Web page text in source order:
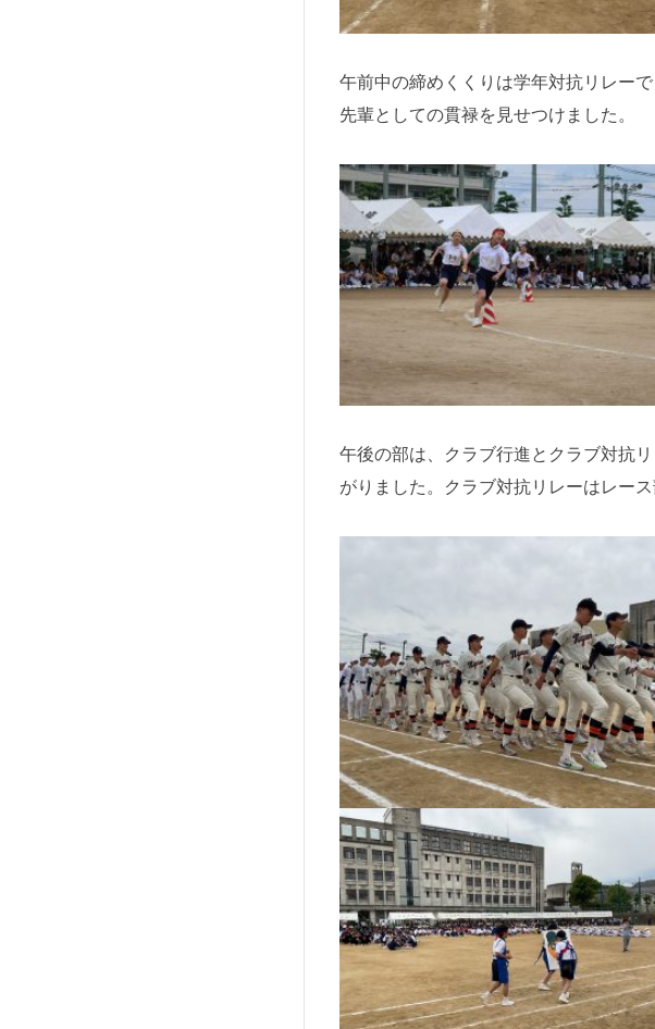
午前中の締めくくりは学年対抗リレー
先輩としての貫禄を見せつけました。
午後の部は、クラブ行進とクラブ対抗
がりました。クラブ対抗リレーはレー